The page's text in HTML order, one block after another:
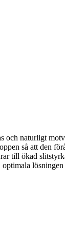
och naturligt
så att den
till ökad